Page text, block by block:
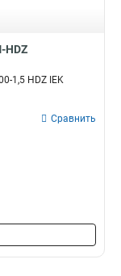
2.0 2
2.0
2.0
2.0
HDZ
1,5 HDZ IEK
Сравнить